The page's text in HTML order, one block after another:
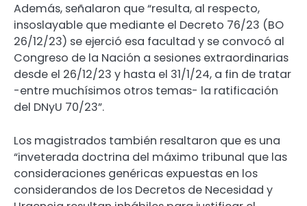
Además, señalaron que “resulta, al respecto,
insoslayable que mediante el Decreto 76/23 (BO
26/12/23) se ejerció esa facultad y se convocó al
Congreso de la Nación a sesiones extraordinarias
desde el 26/12/23 y hasta el 31/1/24, a fin de tratar
-entre muchísimos otros temas- la ratificación
del DNyU 70/23”.
Los magistrados también resaltaron que es una
“inveterada doctrina del máximo tribunal que las
consideraciones genéricas expuestas en los
considerandos de los Decretos de Necesidad y